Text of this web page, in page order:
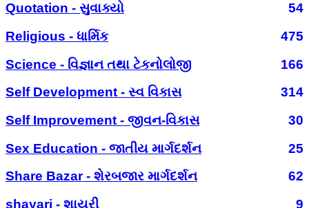
Quotation - સુવાક્યો
54
Religious - ધાર્મિક
475
Science - વિજ્ઞાન તથા ટેકનોલોજી
166
Self Development - સ્વ વિકાસ
314
Self Improvement - જીવન-વિકાસ
30
Sex Education - જાતીય માર્ગદર્શન
25
Share Bazar - શેરબજાર માર્ગદર્શન
62
shayari - શાયરી
9